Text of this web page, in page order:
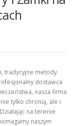
tradycyjne metody
dostawca
nasza firma
tylko chronią, ale i
na terenie
naszym